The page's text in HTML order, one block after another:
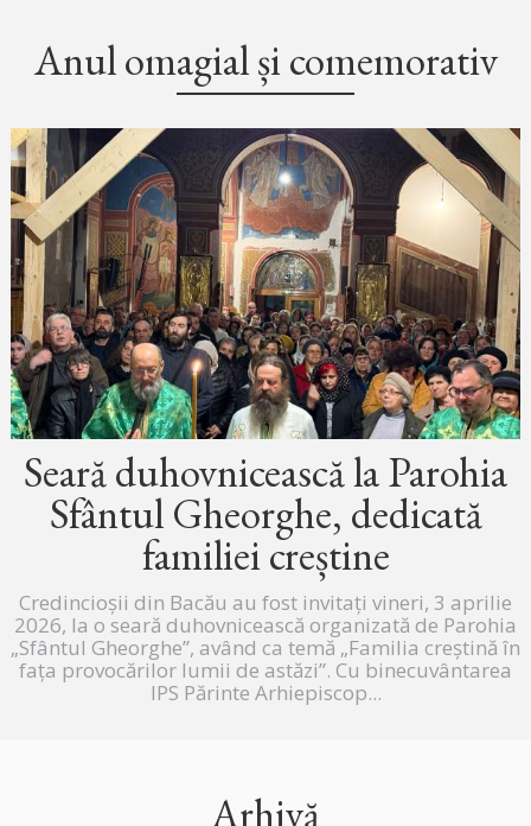
Anul omagial și comemorativ
Seară duhovnicească la Parohia
Sfântul Gheorghe, dedicată
familiei creștine
Credincioșii din Bacău au fost invitați vineri, 3 aprilie
2026, la o seară duhovnicească organizată de Parohia
„Sfântul Gheorghe”, având ca temă „Familia creștină în
fața provocărilor lumii de astăzi”. Cu binecuvântarea
IPS Părinte Arhiepiscop...
Arhivă